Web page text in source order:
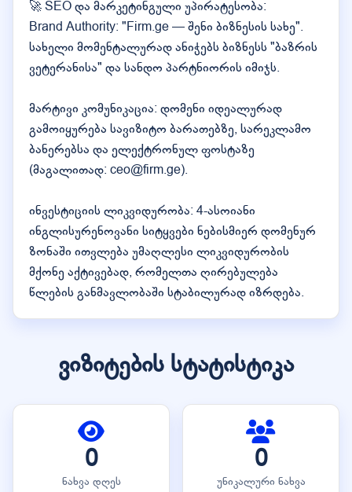
🚀 SEO და მარკეტინგული უპირატესობა:
Brand Authority: "Firm.ge — შენი ბიზნესის სახე".
სახელი მომენტალურად ანიჭებს ბიზნესს "ბაზრის
ვეტერანისა" და სანდო პარტნიორის იმიჯს.
მარტივი კომუნიკაცია: დომენი იდეალურად
გამოიყურება სავიზიტო ბარათებზე, სარეკლამო
ბანერებსა და ელექტრონულ ფოსტაზე
(მაგალითად: ceo@firm.ge).
ინვესტიციის ლიკვიდურობა: 4-ასოიანი
ინგლისურენოვანი სიტყვები ნებისმიერ დომენურ
ზონაში ითვლება უმაღლესი ლიკვიდურობის
მქონე აქტივებად, რომელთა ღირებულება
წლების განმავლობაში სტაბილურად იზრდება.
ვიზიტების სტატისტიკა
0
ნახვა დღეს
0
უნიკალური ნახვა